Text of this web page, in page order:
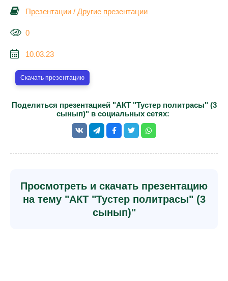
Презентации / Другие презентации
0
10.03.23
Скачать презентацию
Поделиться презентацией "АКТ "Тустер политрасы" (3
сынып)" в социальных сетях:
Просмотреть и скачать презентацию
на тему "АКТ "Тустер политрасы" (3
сынып)"